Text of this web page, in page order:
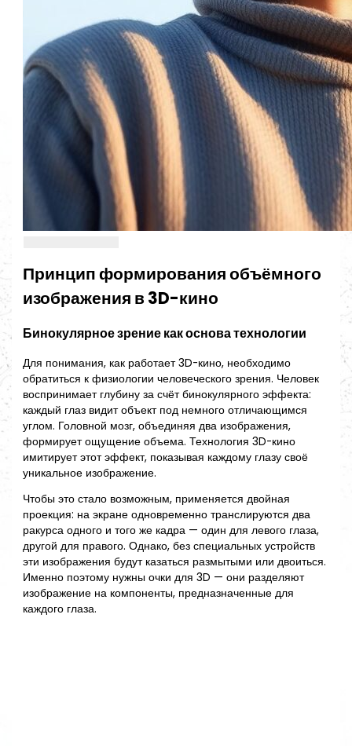
Принцип формирования объёмного
изображения в 3D-кино
Бинокулярное зрение как основа технологии
Для понимания, как работает 3D-кино, необходимо
обратиться к физиологии человеческого зрения. Человек
воспринимает глубину за счёт бинокулярного эффекта:
каждый глаз видит объект под немного отличающимся
углом. Головной мозг, объединяя два изображения,
формирует ощущение объема. Технология 3D-кино
имитирует этот эффект, показывая каждому глазу своё
уникальное изображение.
Чтобы это стало возможным, применяется двойная
проекция: на экране одновременно транслируются два
ракурса одного и того же кадра — один для левого глаза,
другой для правого. Однако, без специальных устройств
эти изображения будут казаться размытыми или двоиться.
Именно поэтому нужны очки для 3D — они разделяют
изображение на компоненты, предназначенные для
каждого глаза.